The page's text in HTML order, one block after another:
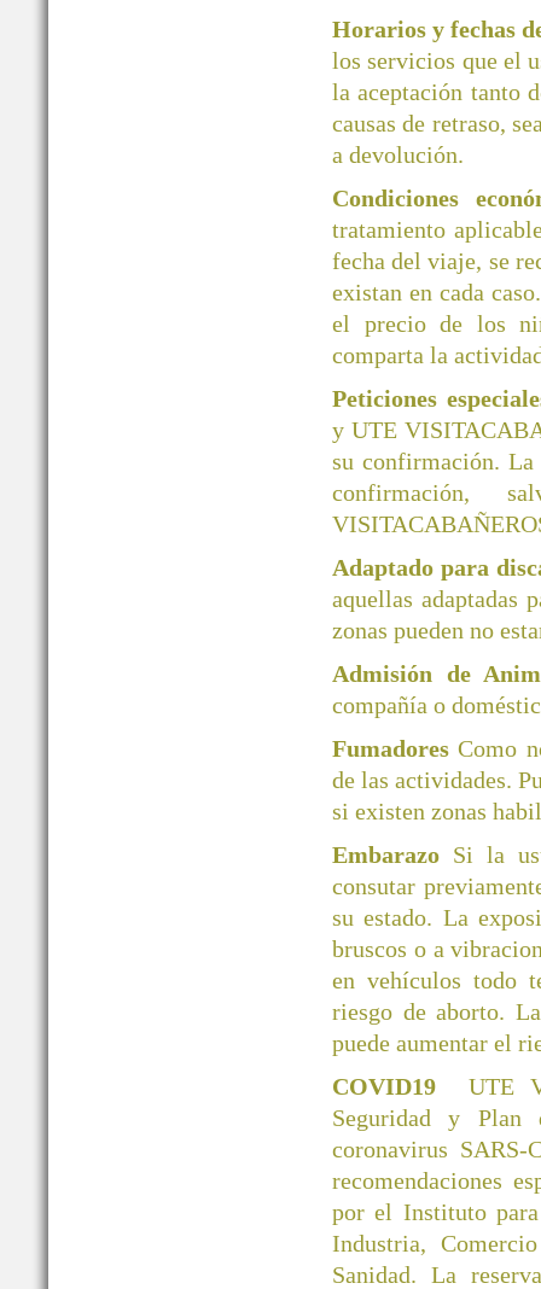
Horarios y fechas
los servicios que el
la aceptación tanto
causas de retraso,
a devolución.
Condiciones
tratamiento
fecha del viaje, se
existan en cada
el precio de los
comparta la
Peticiones
y UTE
su confirmación.
confirmación,
Adaptado para
aquellas adaptadas
zonas pueden no
Admisión de
compañía o
FumadoresComo
de las actividades.
si existen zonas
Embarazo Si la
consutar
su estado. La
bruscos o a
en vehículos todo
riesgo de aborto.
puede aumentar el
COVID19 UTE
Seguridad y Plan
coronavirus
recomendaciones
por el Instituto
Industria,
Sanidad. La